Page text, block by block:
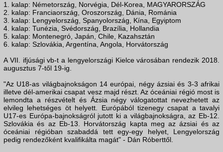
1. kalap: Németország, Norvégia, Dél-Korea, MAGYARORSZÁG
2. kalap: Franciaország, Oroszország, Dánia, Románia
3. kalap: Lengyelország, Spanyolország, Kína, Egyiptom
4. kalap: Tunézia, Svédország, Brazília, Hollandia
5. kalap: Montenegró, Japán, Chile, Kazahsztán
6. kalap: Szlovákia, Argentína, Angola, Horvátország
A VII. ifjúsági vb-t a lengyelországi Kielce városában rendezik 2018.
augusztus 7-től 19-ig.
"Az U18-as világbajnokságon 14 európai, négy ázsiai és 3-3 afrikai
illetve dél-amerikai csapat vesz majd részt. Az óceániai régió most is
lemondta a részvételt és Ázsia négy válogatottat nevezhetett az
elvileg lehetséges öt helyett. Európából tizenegy csapat a tavalyi
U17-es Európa-bajnokságról jutott ki a világbajnokságra, az Eb-12.
Szlovákia és az Eb-13. Horvátország kapta meg az ázsiai és az
óceániai régióban szabaddá tett egy-egy helyet, Lengyelország
pedig rendezőként kvalifikálta magát" - Dán Róberttől.